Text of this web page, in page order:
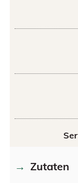
Zutaten